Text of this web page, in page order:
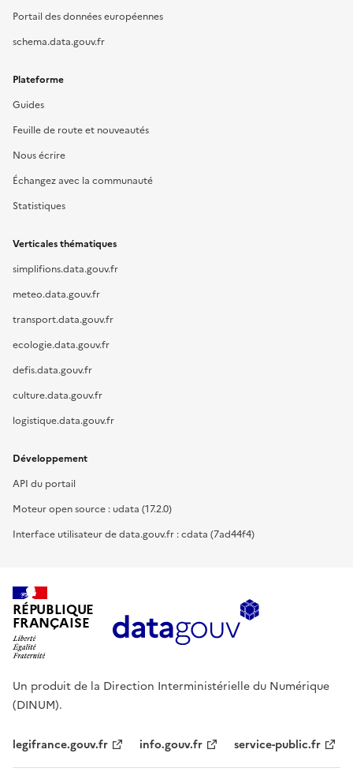
Portail des données européennes
schema.data.gouv.fr
Plateforme
Guides
Feuille de route et nouveautés
Nous écrire
Échangez avec la communauté
Statistiques
Verticales thématiques
simplifions.data.gouv.fr
meteo.data.gouv.fr
transport.data.gouv.fr
ecologie.data.gouv.fr
defis.data.gouv.fr
culture.data.gouv.fr
logistique.data.gouv.fr
Développement
API du portail
Moteur open source : udata (17.2.0)
Interface utilisateur de data.gouv.fr : cdata (7ad44f4)
RÉPUBLIQUE
FRANÇAISE
Un produit de la Direction Interministérielle du Numérique
(DINUM).
legifrance.gouv.fr info.gouv.fr service-public.fr